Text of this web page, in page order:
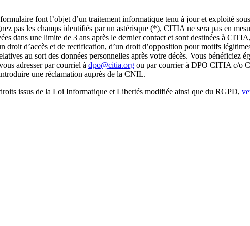
font l’objet d’un traitement informatique tenu à jour et exploité
pas les champs identifiés par un astérisque (*), CITIA ne sera pas en
dans une limite de 3 ans après le dernier contact et sont destinées à
d’accès et de rectification, d’un droit d’opposition pour motifs
au sort des données personnelles après votre décès. Vous bénéficiez
adresser par courriel à dpo@citia.org ou par courrier à DPO CITIA c/o
une réclamation auprès de la CNIL.
issus de la Loi Informatique et Libertés modifiée ainsi que du RGPD,